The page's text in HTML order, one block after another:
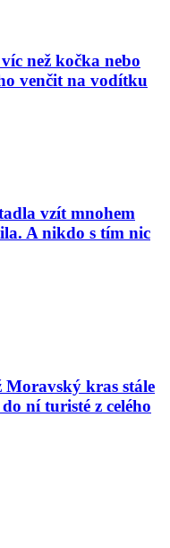
než kočka nebo
venčit na vodítku
vzít mnohem
A nikdo s tím nic
Moravský kras stále
ní turisté z celého